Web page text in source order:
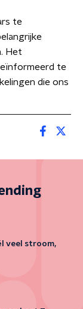
te
Het
te
die ons
veel stroom,